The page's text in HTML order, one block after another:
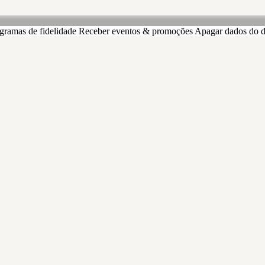
de fidelidade Receber eventos & promoções Apagar dados do